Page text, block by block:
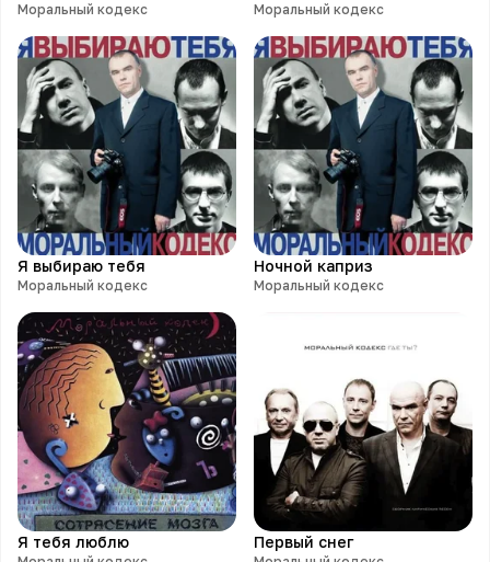
Моральный кодекс Моральный кодекс
Я выбираю тебя
Моральный кодекс
Ночной каприз
Моральный кодекс
Я тебя люблю Первый снег